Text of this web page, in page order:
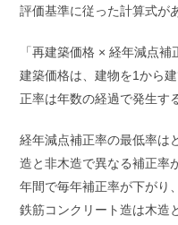
評価基準に従った計算式が
「再建築価格 × 経年減点
建築価格は、建物を1から
正率は年数の経過で発生す
経年減点補正率の最低率は
造と非木造で異なる補正率
年間で毎年補正率が下がり
鉄筋コンクリート造は木造